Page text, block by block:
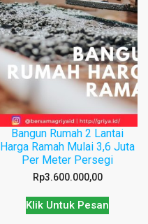
Bangun Rumah 2 Lantai
Harga Ramah Mulai 3,6 Juta
Per Meter Persegi
Rp3.600.000,00
Klik Untuk Pesan